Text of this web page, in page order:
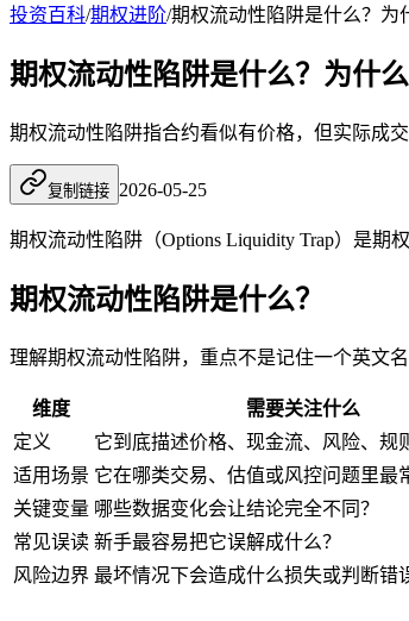
投资百科/期权进阶/期权流动性陷阱是什么？为
期权流动性陷阱是什么？为什
期权流动性陷阱指合约看似有价格，但实际成
复制链接 2026-05-25
期权流动性 陷阱（Options Liquidity Trap）是
期权流动性陷阱是什么？
理解期权流动性陷阱，重点不是记住一个英文
维度
需要关注什么
定义
它到底描述价格、现金流、风险、规
适用场景 它在哪类交易、估值或风控问题里最
关键变量 哪些数据变化会让结论完全不同？
常见误读 新手最容易把它误解成什么？
风险边界 最坏情况下会造成什么损失或判断错